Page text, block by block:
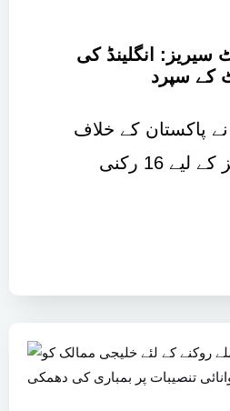
انگلینڈ کی
کے سپرد
نے پاکستان کے خلاف
آئندہ ٹیسٹ سیریز کے لیے 16 رکنی